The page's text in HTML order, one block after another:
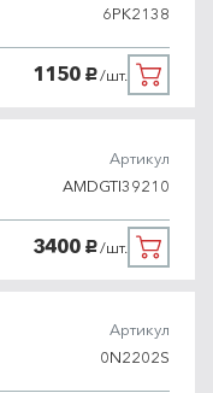
6PK2138
1150 руб./шт.
Артикул
AMDGTI39210
3400 руб./шт.
Артикул
0N2202S